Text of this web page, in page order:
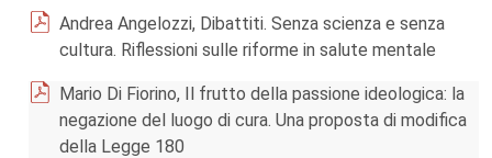
Andrea Angelozzi, Dibattiti. Senza scienza e senza
cultura. Riflessioni sulle riforme in salute mentale
Mario Di Fiorino, Il frutto della passione ideologica: la
negazione del luogo di cura. Una proposta di modifica
della Legge 180